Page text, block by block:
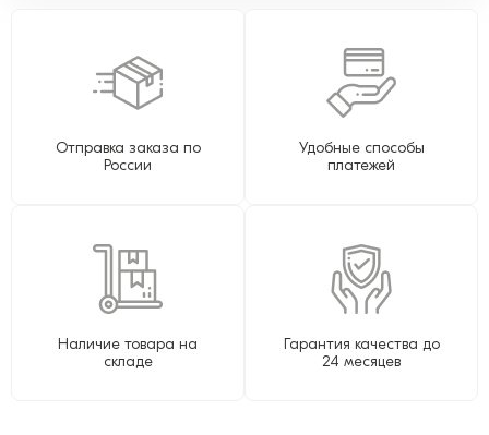
Отправка заказа по
России
Удобные способы
платежей
Наличие товара на
складе
Гарантия качества до
24 месяцев